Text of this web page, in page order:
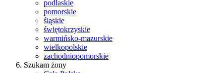
podlaskie
pomorskie
śląskie
świętokrzyskie
warmińsko-mazurskie
wielkopolskie
zachodniopomorskie
Szukam żony